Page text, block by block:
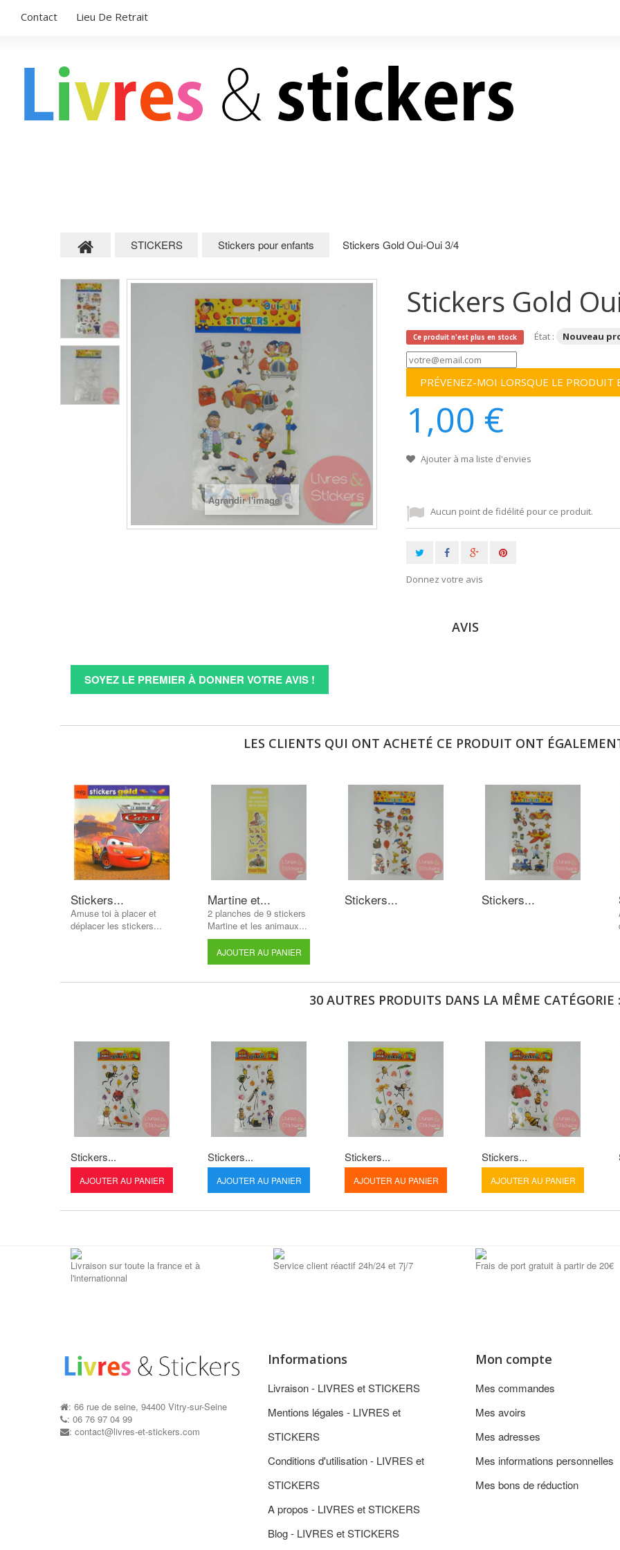
Contact Lieu De Retrait
STICKERS Stickers pour enfants Stickers Gold Oui-Oui 3/4
Agrandir l'image
Stickers Gold
Ce produit n'est plus en stock État : Nouveau
PRÉVENEZ-MOI LORSQUE LE PRODUIT
1,00 €
Ajouter à ma liste d'envies
Aucun point de fidélité pour ce produit.
Donnez votre avis
AVIS
SOYEZ LE PREMIER À DONNER VOTRE AVIS !
LES CLIENTS QUI ONT ACHETÉ CE PRODUIT ONT
Stickers...
Amuse toi à placer et
déplacer les stickers...
Martine et...
2 planches de 9 stickers
Martine et les animaux...
AJOUTER AU PANIER
Stickers... Stickers...
30 AUTRES PRODUITS DANS LA MÊME CATÉGORIE :
Stickers...
AJOUTER AU PANIER
Stickers...
AJOUTER AU PANIER
Stickers...
AJOUTER AU PANIER
Stickers...
AJOUTER AU PANIER
Livraison sur toute la france et à
l'internationnal
Service client réactif 24h/24 et 7j/7 Frais de port gratuit à partir de 20€
: 66 rue de seine, 94400 Vitry-sur-Seine
: 06 76 97 04 99
: contact@livres-et-stickers.com
Informations
Livraison - LIVRES et STICKERS
Mentions légales - LIVRES et
STICKERS
Conditions d'utilisation - LIVRES et
STICKERS
A propos - LIVRES et STICKERS
Blog - LIVRES et STICKERS
Mon compte
Mes commandes
Mes avoirs
Mes adresses
Mes informations personnelles
Mes bons de réduction